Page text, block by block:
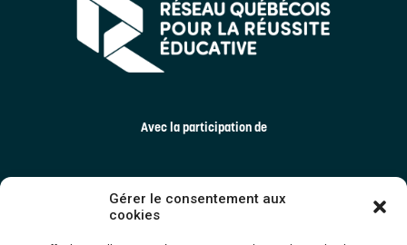
Gérer le consentement aux
cookies
Avec la participation de